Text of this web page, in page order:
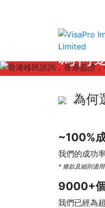
為何
為何
~100%
我們的成功
* 條款及細則適用
9000+
我們已經為